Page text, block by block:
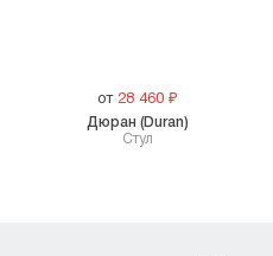
от 28 460 ₽
Стул
Дюран (Duran)